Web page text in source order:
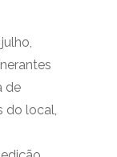
de
do local,